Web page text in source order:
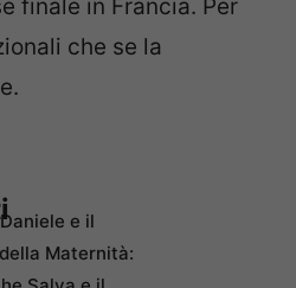
finale in Francia. Per
che se la
e il
Maternità: